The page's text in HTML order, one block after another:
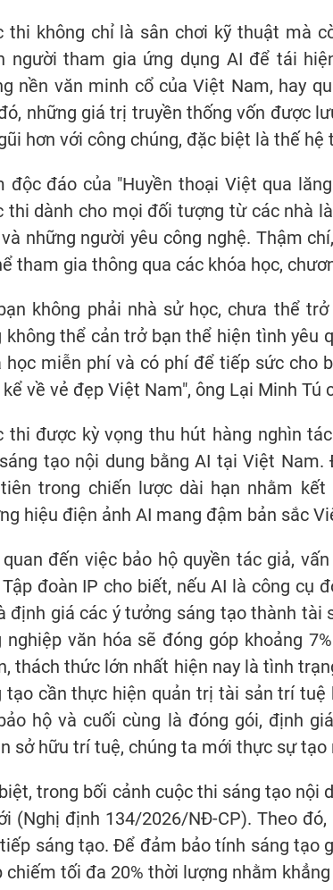
thi không chỉ là sân chơi kỹ thuật mà
người tham gia ứng dụng AI để tái
nền văn minh cổ của Việt Nam, hay
những giá trị truyền thống vốn được
hơn với công chúng, đặc biệt là thế hệ
độc đáo của "Huyền thoại Việt qua
thi dành cho mọi đối tượng từ các nhà
những người yêu công nghệ. Thậm
tham gia thông qua các khóa học,
không phải nhà sử học, chưa thể
không thể cản trở bạn thể hiện tình yêu
học miễn phí và có phí để tiếp sức cho
về vẻ đẹp Việt Nam", ông Lại Minh Tú
thi được kỳ vọng thu hút hàng nghìn
tạo nội dung bằng AI tại Việt
trong chiến lược dài hạn nhằm
hiệu điện ảnh AI mang đậm bản sắc
đến việc bảo hộ quyền tác giả,
Tập đoàn IP cho biết, nếu AI là công cụ
định giá các ý tưởng sáng tạo thành
nghiệp văn hóa sẽ đóng góp khoảng
thách thức lớn nhất hiện nay là tình
tạo cần thực hiện quản trị tài sản trí
hộ và cuối cùng là đóng gói, định
sở hữu trí tuệ, chúng ta mới thực sự
trong bối cảnh cuộc thi sáng tạo nội
(Nghị định 134/2026/NĐ-CP). Theo
sáng tạo. Để đảm bảo tính sáng tạo
chiếm tối đa 20% thời lượng nhằm